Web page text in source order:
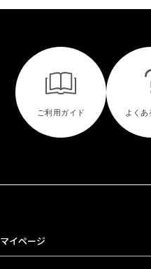
マイページ